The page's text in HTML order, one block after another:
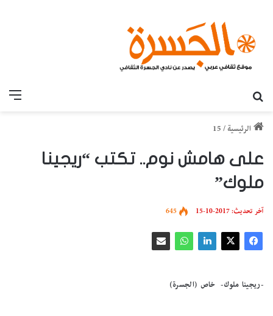
الرئيسية /
15
على هامش نوم.. تكتب “ريجينا
ملوك”
آخر تحديث: 2017-10-15 645
-ريجينا ملوك- خاص (الجسرة)